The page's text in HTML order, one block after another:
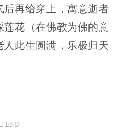
再给穿上，寓意逝者
莲花（在佛教为佛的意
此生圆满，乐极归天
END